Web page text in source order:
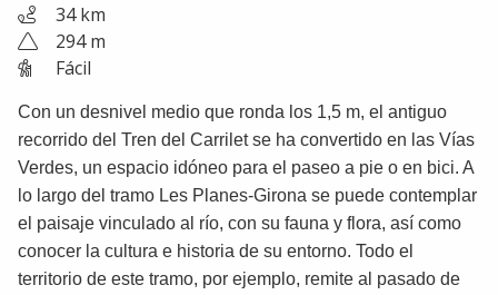
34 km
294 m
Fácil
Con un desnivel medio que ronda los 1,5 m, el antiguo
recorrido del Tren del Carrilet se ha convertido en las Vías
Verdes, un espacio idóneo para el paseo a pie o en bici. A
lo largo del tramo Les Planes-Girona se puede contemplar
el paisaje vinculado al río, con su fauna y flora, así como
conocer la cultura e historia de su entorno. Todo el
territorio de este tramo, por ejemplo, remite al pasado de